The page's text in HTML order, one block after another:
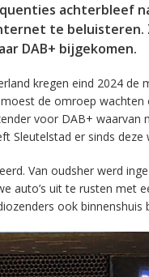
achterbleef
te beluisteren.
DAB+ bijgekomen.
kregen eind 2024
de omroep wachten
voor DAB+
Sleutelstad er sinds deze
Van oudsher werd
auto’s uit te rusten met
ook binnenshuis